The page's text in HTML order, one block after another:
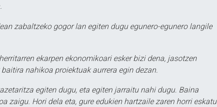
zabaltzeko gogor lan egiten dugu egunero-egunero langile
ekarpen ekonomikoari esker bizi dena, jasotzen
nahikoa proiektuak aurrera egin dezan.
egiten dugu, eta egiten jarraitu nahi dugu. Baina
zaigu. Hori dela eta, gure edukien hartzaile zaren horri eskatu